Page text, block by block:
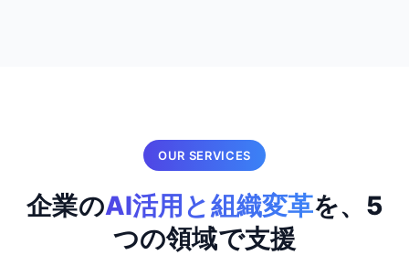
OUR SERVICES
企業のAI活用と組織変革を、5
つの領域で支援